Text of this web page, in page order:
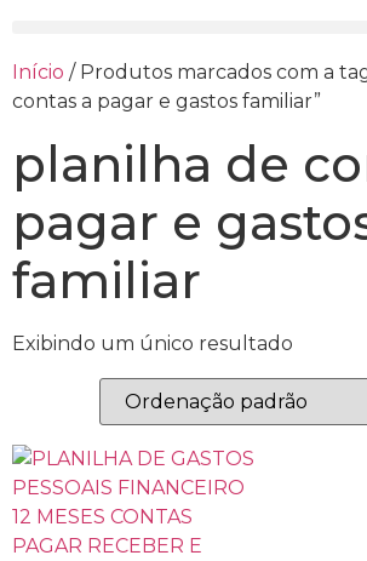
Início / Produtos marcados com a
contas a pagar e gastos familiar”
planilha de
pagar e
familiar
Exibindo um único resultado